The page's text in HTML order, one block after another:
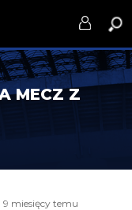
MECZ Z
9 miesięcy temu